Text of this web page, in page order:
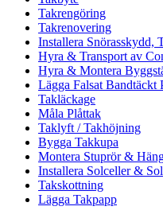
Takrengöring
Takrenovering
Installera Snörasskydd,
Hyra & Transport av
Hyra & Montera
Lägga Falsat Bandtäckt
Takläckage
Måla Plåttak
Taklyft / Takhöjning
Bygga Takkupa
Montera Stuprör &
Installera Solceller &
Takskottning
Lägga Takpapp